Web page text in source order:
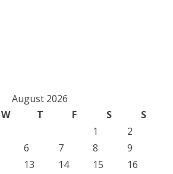
August 2026
W T F S
S
1
2
6 7 8
9
13 14 15
16